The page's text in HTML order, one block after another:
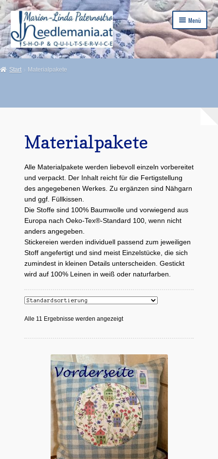
Zur
Navigation
springen
Zum
Inhalt
springen
Menü
Start
Impressum-Disclaimer
Kasse
Kontakt
Kurse
Mein Konto
Quiltservice
Warenkorb
Start Materialpakete
Materialpakete
Alle Materialpakete werden liebevoll einzeln vorbereitet
und verpackt. Der Inhalt reicht für die Fertigstellung
des angegebenen Werkes. Zu ergänzen sind Nähgarn
und ggf. Füllkissen.
Die Stoffe sind 100% Baumwolle und vorwiegend aus
Europa nach Oeko-Tex®-Standard 100, wenn nicht
anders angegeben.
Stickereien werden individuell passend zum jeweiligen
Stoff angefertigt und sind meist Einzelstücke, die sich
zumindest in kleinen Details unterscheiden. Gestickt
wird auf 100% Leinen in weiß oder naturfarben.
Alle 11 Ergebnisse werden angezeigt